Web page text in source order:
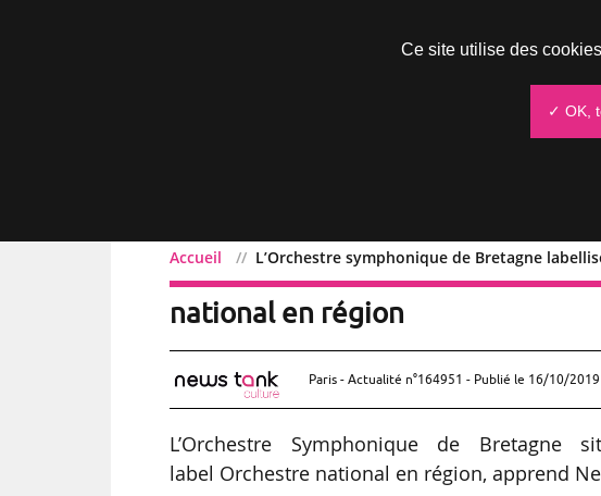
Accueil L’Orchestre symphonique de Bretagne
L’Orchestre symphonique de
national en région
Paris - Actualité n°164951 - Publié le 16/10/2019
L’Orchestre Symphonique de Bretagne
label Orchestre national en région, apprend
Ce site utilise des
✓ OK,